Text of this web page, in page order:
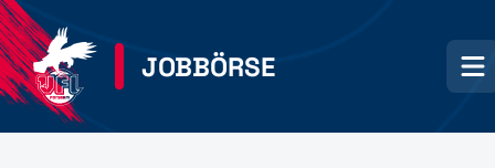
JOBBÖRSE